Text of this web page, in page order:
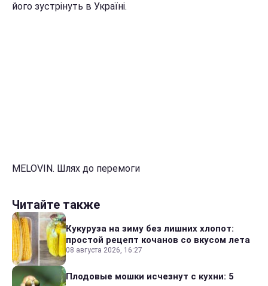
його зустрінуть в Україні.
MELOVIN. Шлях до перемоги
Читайте также
Кукуруза на зиму без лишних хлопот:
простой рецепт кочанов со вкусом лета
08 августа 2026, 16:27
Плодовые мошки исчезнут с кухни: 5